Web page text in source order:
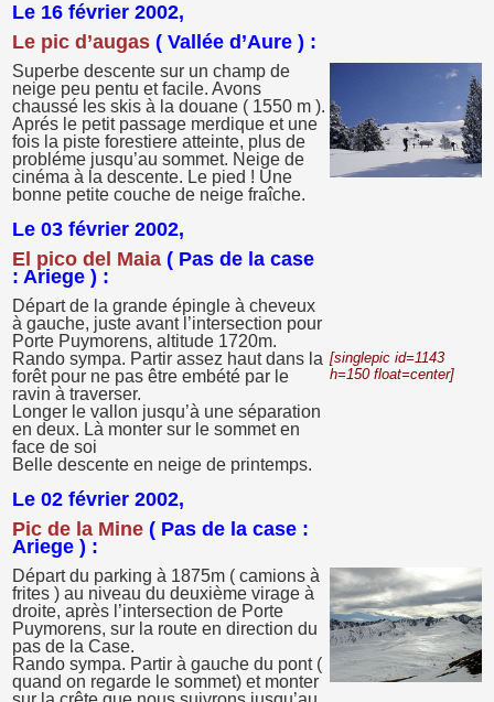
Le 16 février 2002,
Le pic d’augas ( Vallée d’Aure ) :
Superbe descente sur un champ de
neige peu pentu et facile. Avons
chaussé les skis à la douane ( 1550 m ).
Aprés le petit passage merdique et une
fois la piste forestiere atteinte, plus de
probléme jusqu’au sommet. Neige de
cinéma à la descente. Le pied ! Une
bonne petite couche de neige fraîche.
Le 03 février 2002,
El pico del Maia ( Pas de la case
: Ariege ) :
Départ de la grande épingle à cheveux
à gauche, juste avant l’intersection pour
Porte Puymorens, altitude 1720m.
Rando sympa. Partir assez haut dans la
forêt pour ne pas être embété par le
ravin à traverser.
Longer le vallon jusqu’à une séparation
en deux. Là monter sur le sommet en
face de soi
Belle descente en neige de printemps.
[singlepic id=1143
h=150 float=center]
Le 02 février 2002,
Pic de la Mine ( Pas de la case :
Ariege ) :
Départ du parking à 1875m ( camions à
frites ) au niveau du deuxième virage à
droite, après l’intersection de Porte
Puymorens, sur la route en direction du
pas de la Case.
Rando sympa. Partir à gauche du pont (
quand on regarde le sommet) et monter